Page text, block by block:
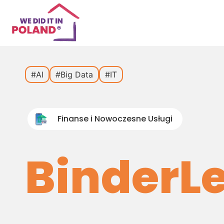
#AI #Big Data #IT
Finanse i Nowoczesne Usługi